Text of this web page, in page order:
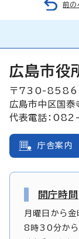
前の
広島市役
〒730-8586
広島市中区国
代表電話：
庁舎案内
開庁時間
月曜日から金
8時30分から